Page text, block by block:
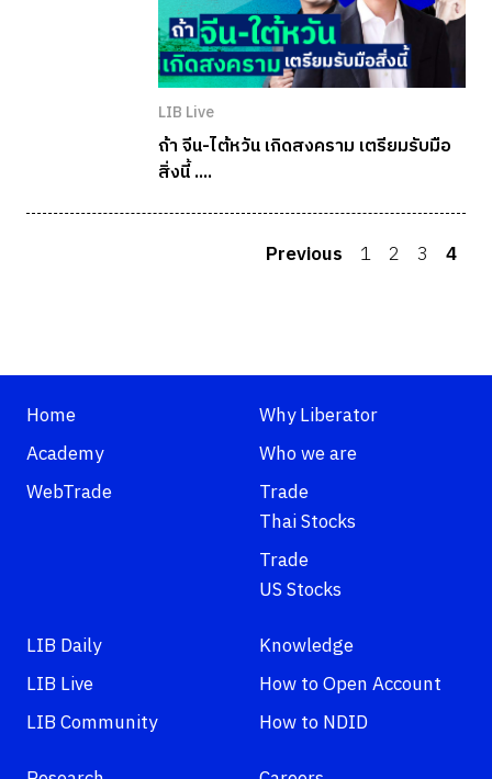
LIB Live
ถ้า จีน-ไต้หวัน เกิดสงคราม เตรียมรับมือ
สิ่งนี้ ....
Previous 1 2 3 4
Home
Academy
WebTrade
Why Liberator
Who we are
Trade
Thai Stocks
Trade
US Stocks
LIB Daily
LIB Live
LIB Community
Knowledge
How to Open Account
How to NDID